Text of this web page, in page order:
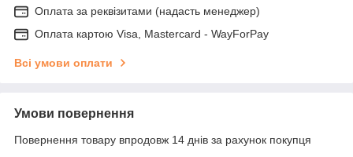
Оплата за реквізитами (надасть менеджер)
Оплата картою Visa, Mastercard - WayForPay
Всі умови оплати
Умови повернення
Повернення товару впродовж 14 днів за рахунок покупця